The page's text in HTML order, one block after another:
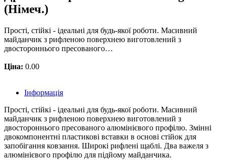
(Німеч.)
Прості, стійкі - ідеальні для будь-якої роботи. Масивний
майданчик з рифленою поверхнею виготовлений з
двостороннього пресованого…
Ціна: 0.00
Інформація
Прості, стійкі - ідеальні для будь-якої роботи. Масивний
майданчик з рифленою поверхнею виготовлений з
двостороннього пресованого алюмінієвого профілю. Змінні
двокомпонентні пластикові вставки в основі стійок для
запобігання ковзання. Широкі рифлені щаблі. Два важеля з
алюмінієвого профілю для підйому майданчика.